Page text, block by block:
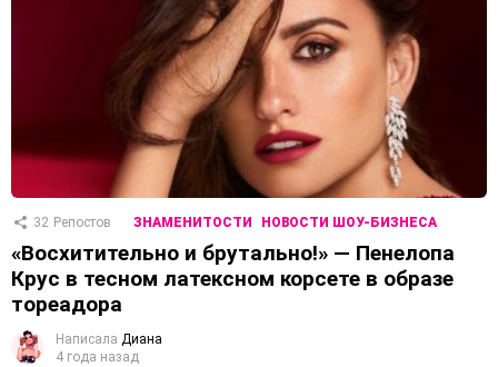
32 Репостов ЗНАМЕНИТОСТИ НОВОСТИ ШОУ-БИЗНЕСА
«Восхитительно и брутально!» — Пенелопа
Крус в тесном латексном корсете в образе
тореадора
Написала Диана
4 года назад